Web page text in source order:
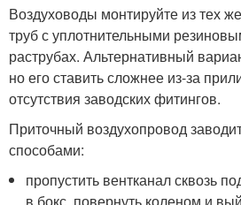
Воздуховоды монтируйте из тех
труб с уплотнительными
раструбах. Альтернативный
но его ставить сложнее из-за
отсутствия заводских фитингов.
Приточный воздухопровод
способами:
пропустить вентканал сквозь
в бокс, повернуть коленом и